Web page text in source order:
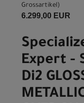
Grossartikel)
6.299,00 EUR
Expert -
Di2